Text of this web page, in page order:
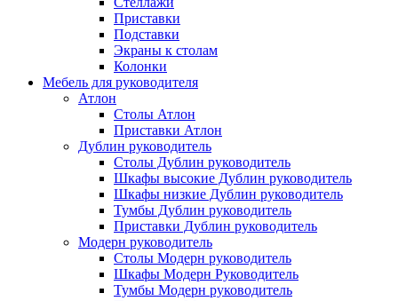
Приставки
Подставки
Экраны к столам
Колонки
Мебель для руководителя
Атлон
Столы Атлон
Приставки Атлон
Дублин руководитель
Столы Дублин руководитель
Шкафы высокие Дублин руководитель
Шкафы низкие Дублин руководитель
Тумбы Дублин руководитель
Приставки Дублин руководитель
Модерн руководитель
Столы Модерн руководитель
Шкафы Модерн Руководитель
Тумбы Модерн руководитель